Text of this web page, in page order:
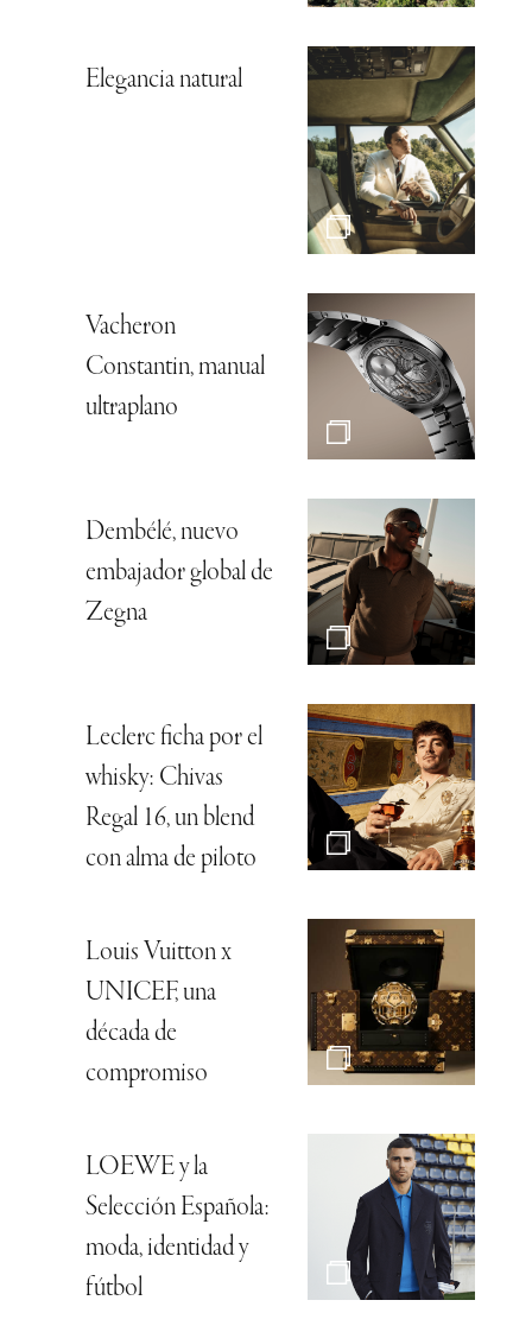
Elegancia natural
Vacheron
Constantin, manual
ultraplano
Dembélé, nuevo
embajador global de
Zegna
Leclerc ficha por el
whisky: Chivas
Regal 16, un blend
con alma de piloto
Louis Vuitton x
UNICEF, una
década de
compromiso
LOEWE y la
Selección Española:
moda, identidad y
fútbol